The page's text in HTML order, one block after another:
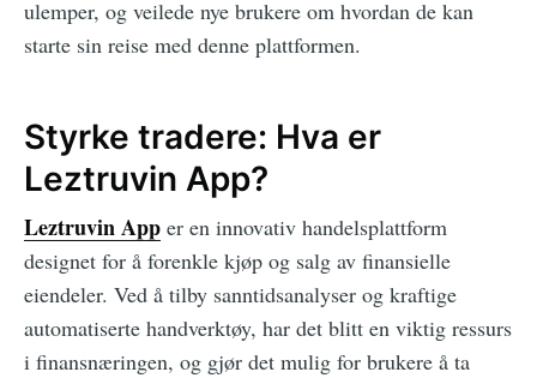
ulemper, og veilede nye brukere om hvordan de kan
starte sin reise med denne plattformen.
Styrke tradere: Hva er
Leztruvin App?
Leztruvin App er en innovativ handelsplattform
designet for å forenkle kjøp og salg av finansielle
eiendeler. Ved å tilby sanntidsanalyser og kraftige
automatiserte handverktøy, har det blitt en viktig ressurs
i finansnæringen, og gjør det mulig for brukere å ta